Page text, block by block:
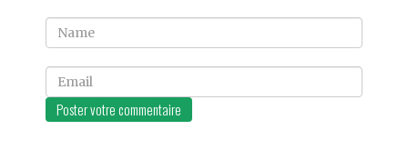
Name
Email